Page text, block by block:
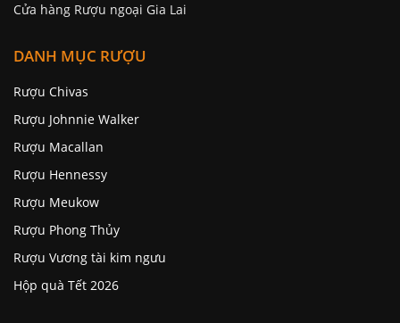
Cửa hàng Rượu ngoại Gia Lai
DANH MỤC RƯỢU
Rượu Chivas
Rượu Johnnie Walker
Rượu Macallan
Rượu Hennessy
Rượu Meukow
Rượu Phong Thủy
Rượu Vương tài kim ngưu
Hộp quà Tết 2026